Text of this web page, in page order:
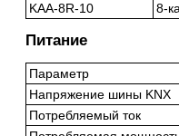
KAA-8R-10
8-
Питание
Параметр
Напряжение шины KNX
Потребляемый ток